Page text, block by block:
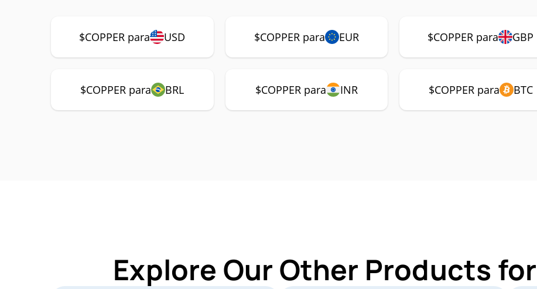
$COPPER para USD $COPPER para EUR $COPPER para GBP
$COPPER para BRL $COPPER para INR $COPPER para BTC
Explore Our Other Products for